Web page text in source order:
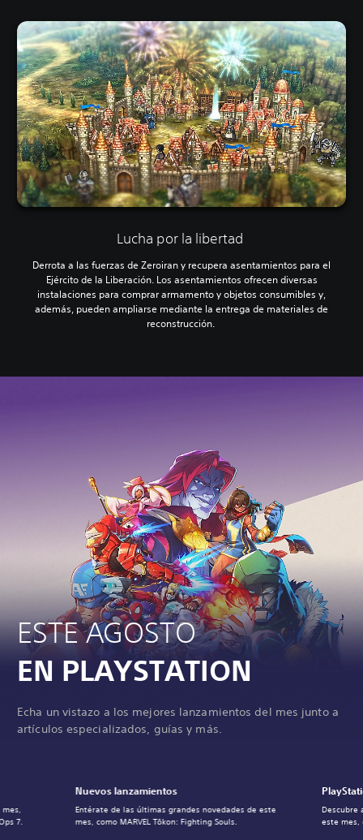
Lucha por la libertad
Derrota a las fuerzas de Zeroiran y recupera asentamientos para el
Ejército de la Liberación. Los asentamientos ofrecen diversas
instalaciones para comprar armamento y objetos consumibles y,
además, pueden ampliarse mediante la entrega de materiales de
reconstrucción.
ESTE AGOSTO
EN PLAYSTATION
Echa un vistazo a los mejores lanzamientos del mes junto a
artículos especializados, guías y más.
Nuevos lanzamientos
Entérate de las últimas grandes novedades de este
mes, como MARVEL Tōkon: Fighting Souls.
Descubre
este mes,
7.